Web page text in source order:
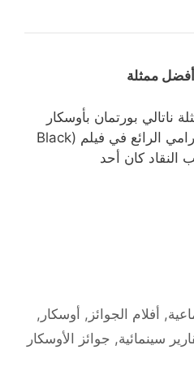
ممثلة
ناتالي بورتمان بأوسكار
أفضل ممثلة عن أدائها الدرامي الرائع في فيلم (Black
, أفلام الجوائز , أوسكار ,
سينمائية, جوائز الأوسكار